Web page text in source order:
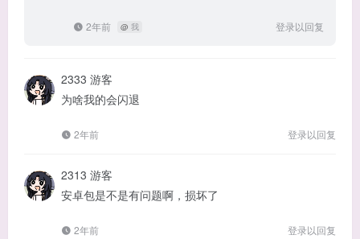
2年前 @ 我 登录以回复
2333 游客
为啥我的会闪退
2年前 登录以回复
2313 游客
安卓包是不是有问题啊，损坏了
2年前 登录以回复